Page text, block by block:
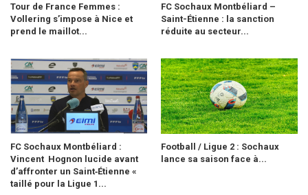
Tour de France Femmes :
Vollering s’impose à Nice et
prend le maillot...
FC Sochaux Montbéliard –
Saint-Étienne : la sanction
réduite au secteur...
FC Sochaux Montbéliard :
Vincent Hognon lucide avant
d’affronter un Saint‑Étienne «
taillé pour la Ligue 1...
Football / Ligue 2 : Sochaux
lance sa saison face à...